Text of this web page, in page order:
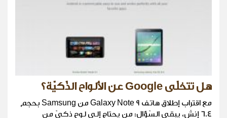
هل تتخلّى Google عن الألواح الذّكيّة؟
مع اقتراب إطلاق هاتف Galaxy Note 9 من Samsung بحجم
6.4 إنش، يبقى السّؤال: من يحتاج إلى لوحٍ ذكيّ من